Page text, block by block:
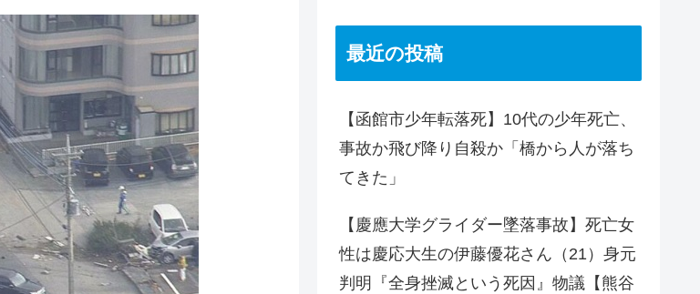
最近の投稿
【函館市少年転落死】10代の少年死亡、
事故か飛び降り自殺か「橋から人が落ち
てきた」
【慶應大学グライダー墜落事故】死亡女
性は慶応大生の伊藤優花さん（21）身元
判明『全身挫滅という死因』物議【熊谷